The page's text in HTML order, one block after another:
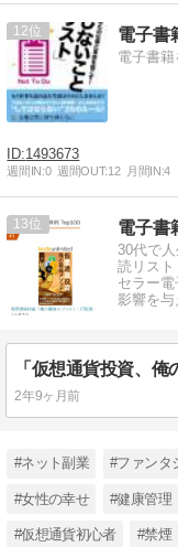
12 電子書
電子書籍
1493673
週間IN:0 週間OUT:12 月間IN:4
13 電子書
30代で
読リスト
セラー
影響を与
2年9ヶ月前
#ネット副業 #ファンタ
#女性の幸せ #健康管理
#仮想通貨初心者 #禁煙